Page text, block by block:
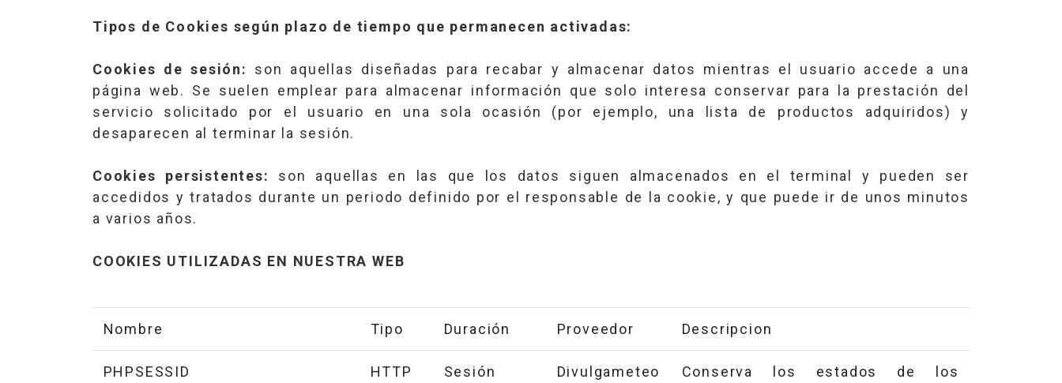
Tipos de Cookies según plazo de tiempo que permanecen activadas:
Cookies de sesión:
son aquellas diseñadas para recabar y almacenar datos mientras el usuario accede a una
página web. Se suelen emplear para almacenar información que solo interesa conservar para la prestación del
servicio solicitado por el usuario en una sola ocasión (por ejemplo, una lista de productos adquiridos) y
desaparecen al terminar la sesión.
Cookies persistentes:
son aquellas en las que los datos siguen almacenados en el terminal y pueden ser
accedidos y tratados durante un periodo definido por el responsable de la cookie, y que puede ir de unos minutos
a varios años.
COOKIES UTILIZADAS EN NUESTRA WEB
Nombre Tipo Duración Proveedor Descripcion
PHPSESSID
HTTP
Sesión Divulgameteo
Conserva los estados de los